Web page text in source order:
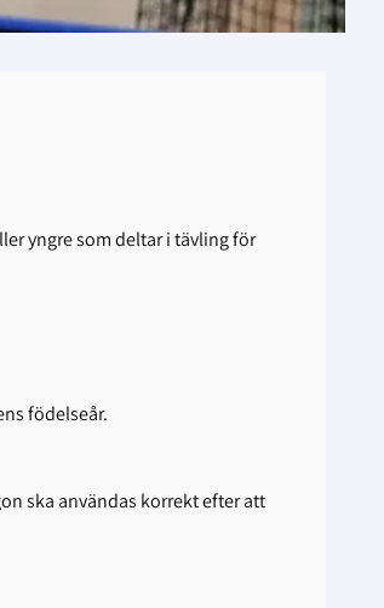
yngre som deltar i tävling för
födelseår.
ska användas korrekt efter att